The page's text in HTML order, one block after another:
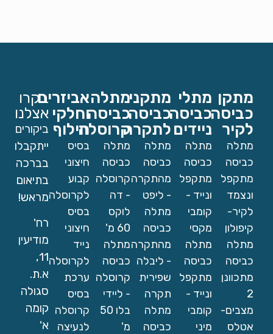
מתקן
כביסה
לקיר
מתלה
כביסה
מתקפל
ונצמד
לקיר-
קיפולון
מתלה
כביסה
מתכוונן
2
מצבים-
אטלס
מתלי
כביסה
ניידים
מתלה
כביסה
מתקפל
ונייד -
קומבי
מקסי
מתלה
כביסה
מתקפל
ונייד -
קומבי
מיני
מתקני
כביסה
לתקרה
מתלה
כביסה
מהתקרה
- ליפט
מתלה
כביסה
מהתקרה
- ליבלה
שפירית
תקרה
מתלה
כביסה
מתלה
כביסה
קרוסלה
מתלה
כביסה
קרוסלה
- דה
לוקס
60 מ'
מתלה
כביסה
קרוסלה
- ליידי
בלו 50
מ'
אביזרים
וחלקי
חילוף
בסיס
חיצוני
קבוע
לקרוסלה
בסיס
חיצוני
נייד
לקרוסלה
ערכת
בסיס
קרוסלה
לנעיצה
בקרו
אצלנו
ביקורים
ייתקבלו
בברכה
בתיאום
מראש!
רח'
מודיעין
11,
א.ת.
סגולה
קומה
א'